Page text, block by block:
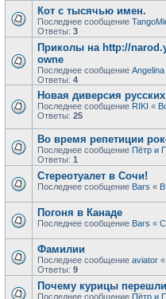
Кот с тысячью имен.
Последнее сообщение
Ответы: 3
Приколы на http://
owne
Последнее сообщение Angelina
Ответы: 4
Новая диверсия русских
Последнее сообщение RIKI «
Ответы: 25
Во время репетиции
Последнее сообщение Пётр и
Ответы: 1
Cтереотуалет в Сочи!
Последнее сообщение Bars «
Погоня в Канаде
Последнее сообщение Bars «
Фамилии
Последнее сообщение aviator «
Ответы: 9
Почемy кypицы
Последнее сообщение Пётр и